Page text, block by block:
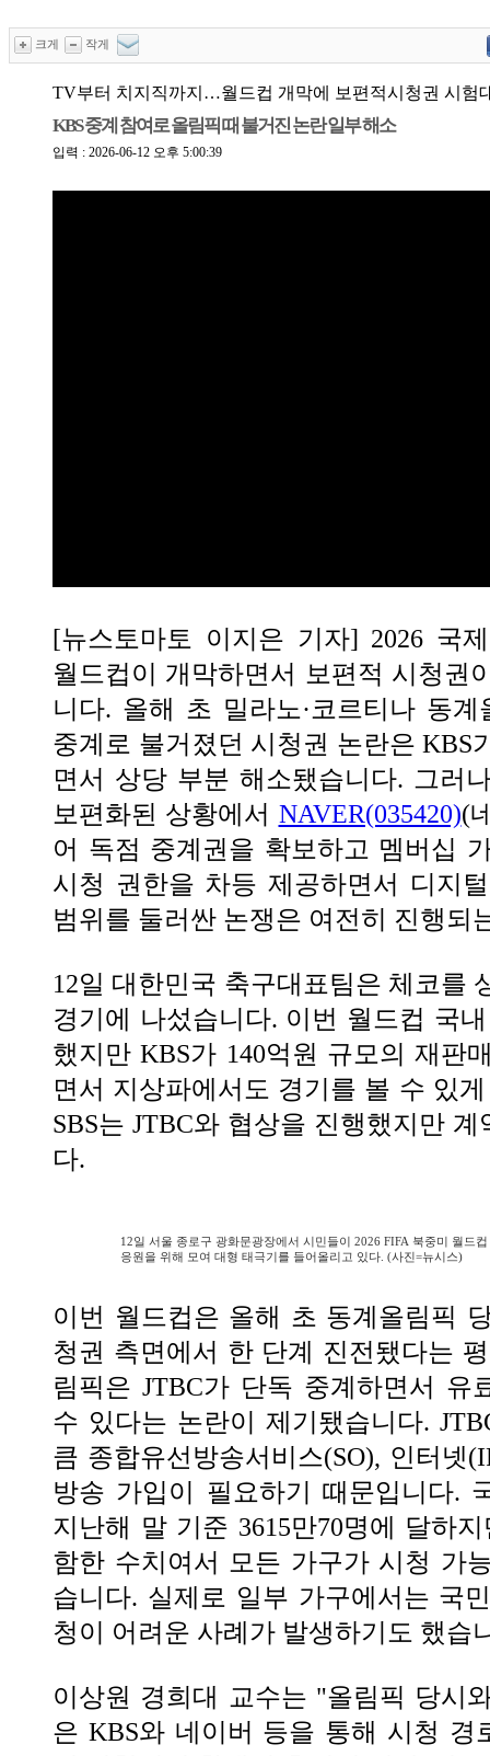
크게 작게
TV부터 치지직까지…월드컵 개막에 보편적시청권 시험
KBS 중계 참여로 올림픽 때 불거진 논란 일부 해소
입력 : 2026-06-12 오후 5:00:39
[뉴스토마토 이지은 기자] 2026 국
월드컵이 개막하면서 보편적 시청권
니다. 올해 초 밀라노·코르티나 동
중계로 불거졌던 시청권 논란은 KBS
면서 상당 부분 해소됐습니다. 그러
보편화된 상황에서 NAVER(035420)(
어 독점 중계권을 확보하고 멤버십
시청 권한을 차등 제공하면서 디지
범위를 둘러싼 논쟁은 여전히 진행되
12일 대한민국 축구대표팀은 체코를
경기에 나섰습니다. 이번 월드컵 국
했지만 KBS가 140억원 규모의 재판
면서 지상파에서도 경기를 볼 수 있
SBS는 JTBC와 협상을 진행했지만
다.
12일 서울 종로구 광화문광장에서 시민들이 2026 FIFA 북중미 월드
응원을 위해 모여 대형 태극기를 들어올리고 있다. (사진=뉴시스)
이번 월드컵은 올해 초 동계올림픽
청권 측면에서 한 단계 진전됐다는
림픽은 JTBC가 단독 중계하면서 유
수 있다는 논란이 제기됐습니다.
큼 종합유선방송서비스(SO), 인터넷
방송 가입이 필요하기 때문입니다.
지난해 말 기준 3615만70명에 달하
함한 수치여서 모든 가구가 시청 가
습니다. 실제로 일부 가구에서는 국
청이 어려운 사례가 발생하기도 했습
이상원 경희대 교수는 "올림픽 당시
은 KBS와 네이버 등을 통해 시청 경